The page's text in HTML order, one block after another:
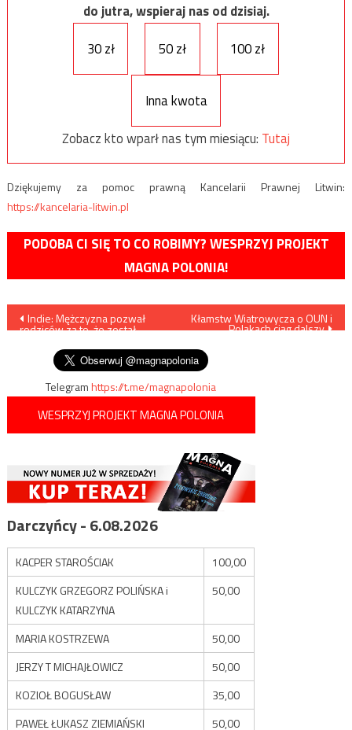
do jutra, wspieraj nas od dzisiaj.
30 zł
50 zł 100 zł
Inna kwota
Zobacz kto wparł nas tym miesiącu: Tutaj
Dziękujemy za pomoc prawną Kancelarii Prawnej Litwin:
https://kancelaria-litwin.pl
PODOBA CI SIĘ TO CO ROBIMY? WESPRZYJ PROJEKT
MAGNA POLONIA!
Nawigacja
wpisu
Indie: Mężczyzna pozwał
rodziców za to, że został
Kłamstw Wiatrowycza o OUN i
Polakach ciąg dalszy
Telegramhttps://t.me/magnapolonia
WESPRZYJ PROJEKT MAGNA POLONIA
Darczyńcy - 6.08.2026
KACPER STAROŚCIAK
100,00
KULCZYK GRZEGORZ POLIŃSKA i
KULCZYK KATARZYNA
50,00
MARIA KOSTRZEWA
50,00
JERZY T MICHAJŁOWICZ
50,00
KOZIOŁ BOGUSŁAW
35,00
PAWEŁ ŁUKASZ ZIEMIAŃSKI
50,00